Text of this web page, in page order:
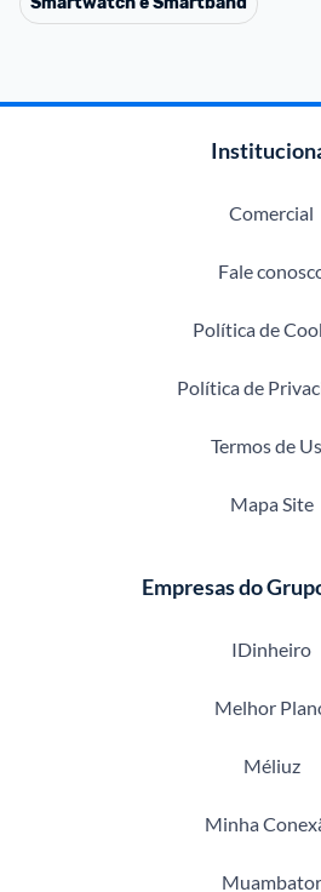
Comercial
Fale
Política de
Política de
Termos de
Mapa Site
Empresas do
IDinheiro
Melhor
Méliuz
Minha
Muambator